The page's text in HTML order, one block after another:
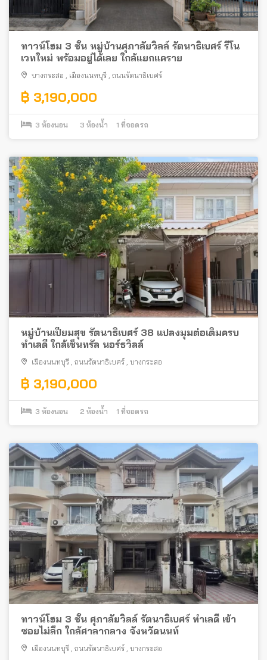
ทาวน์โฮม 3 ชั้น หมู่บ้านศุภาลัยวิลล์ รัตนาธิเบศร์ รีโน
เวทใหม่ พร้อมอยู่ได้เลย ใกล้แยกแคราย
บางกระสอ เมืองนนทบุรี ถนนรัตนาธิเบศร์
฿ 3,190,000
3 ห้องนอน 3 ห้องน้ำ 1 ที่จอดรถ
หมู่บ้านเปี่ยมสุข รัตนาธิเบศร์ 38 แปลงมุมต่อเติมครบ
ทำเลดี ใกล้เซ็นทรัล นอร์ธวิลล์
เมืองนนทบุรี ถนนรัตนาธิเบศร์ บางกระสอ
฿ 3,190,000
3 ห้องนอน 2 ห้องน้ำ 1 ที่จอดรถ
ทาวน์โฮม 3 ชั้น ศุภาลัยวิลล์ รัตนาธิเบศร์ ทำเลดี เข้า
ซอยไม่ลึก ใกล้ศาลากลาง จังหวัดนนท์
เมืองนนทบุรี ถนนรัตนาธิเบศร์ บางกระสอ